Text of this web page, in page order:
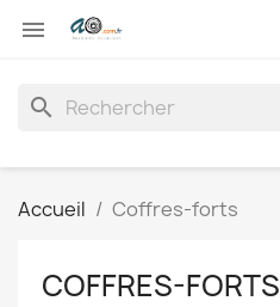

search
Accueil Coffres-forts
COFFRES-FORTS